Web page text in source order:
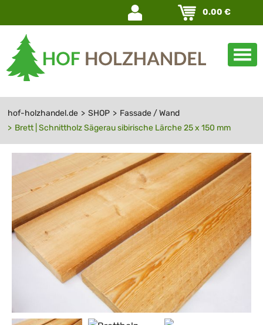
Navigation
überspringen
0.00 €
hof-holzhandel.de SHOP
Fassade / Wand
Brett | Schnittholz Sägerau sibirische Lärche 25 x 150 mm